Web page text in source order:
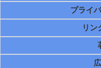
プライ
リン